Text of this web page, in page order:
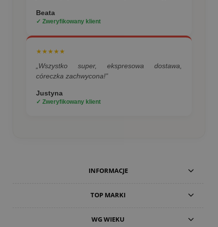
Beata
✓ Zweryfikowany klient
★★★★★
„Wszystko super, ekspresowa dostawa,
córeczka zachwycona!”
Justyna
✓ Zweryfikowany klient
INFORMACJE
TOP MARKI
WG WIEKU